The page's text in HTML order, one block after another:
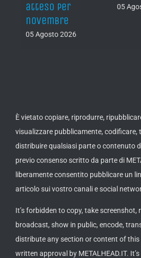
atteso per
novembre
05 Agosto 2026
05
È vietato copiare, riprodurre,
visualizzare pubblicamente, codificare,
distribuire qualsiasi parte o contenuto
previo consenso scritto da parte di
liberamente consentito pubblicare un
articolo sui vostro canali e social
It’s forbidden to copy, take screenshot,
broadcast, show in public, encode,
distribute any section or content of
written approval by METALHEAD.IT.